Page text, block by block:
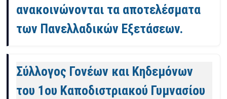
ανακοινώνονται τα αποτελέσματα
των Πανελλαδικών Εξετάσεων.
Σύλλογος Γονέων και Κηδεμόνων
του 1ου Καποδιστριακού Γυμνασίου